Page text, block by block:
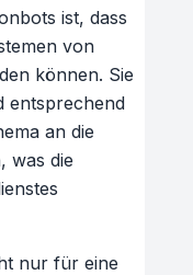
ist, dass
von
können. Sie
entsprechend
an die
was die
nur für eine